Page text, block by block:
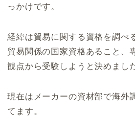
っかけです。
経緯は貿易に関する資格を調べ
貿易関係の国家資格あること、
観点から受験しようと決めまし
現在はメーカーの資材部で海外
てます。